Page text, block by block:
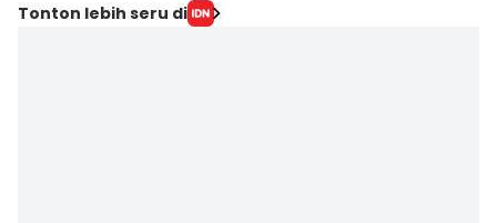
Tonton lebih seru di